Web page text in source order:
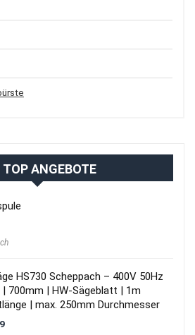
TOP ANGEBOTE
HS730 Scheppach – 400V 50Hz
| 700mm | HW-Sägeblatt | 1m
| max. 250mm Durchmesser